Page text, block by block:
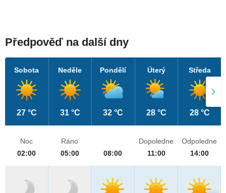
Předpověď na další dny
Sobota
27 °C
Neděle
31 °C
Pondělí
32 °C
Úterý
28 °C
Středa
28 °C
Noc
02:00
Ráno
05:00
08:00
Dopoledne
11:00
Odpoledne
14:00